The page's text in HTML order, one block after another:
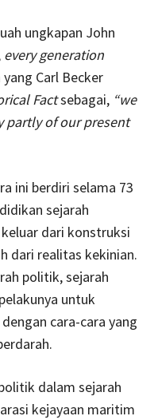
ungkapan John
every generation
Carl Becker
Factsebagai, “we
partly of our present
ini berdiri selama 73
sejarah
dari konstruksi
dari realitas kekinian.
politik, sejarah
untuk
cara-cara yang
dalam sejarah
kejayaan maritim